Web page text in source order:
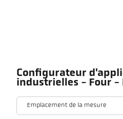
Configurateur
industrielles - Four -
Emplacement de la mesure